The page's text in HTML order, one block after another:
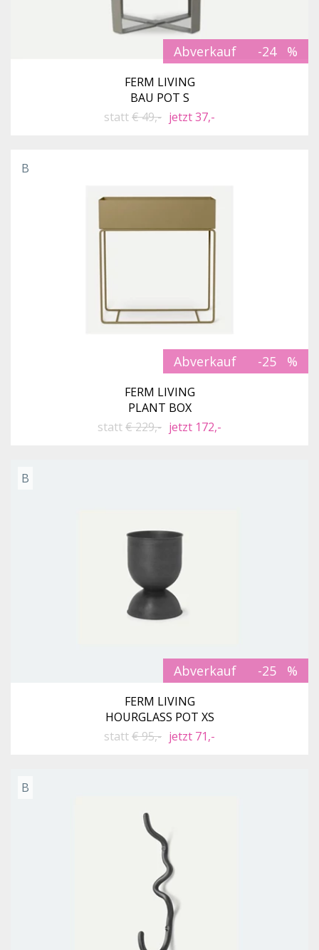
Abverkauf -24
FERM LIVING
BAU POT S
statt€ 49,- jetzt 37,-
Abverkauf -25
B
FERM LIVING
PLANT BOX
statt€ 229,- jetzt 172,-
Abverkauf -25
B
FERM LIVING
HOURGLASS POT XS
statt€ 95,- jetzt 71,-
B